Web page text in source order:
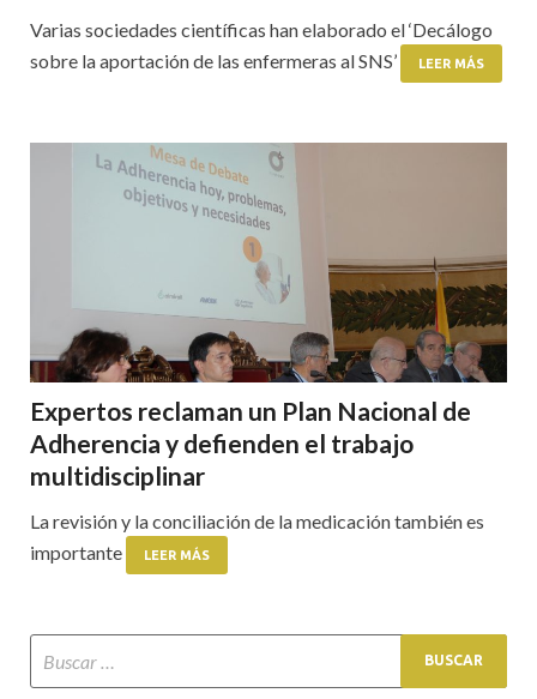
Varias sociedades científicas han elaborado el ‘Decálogo
sobre la aportación de las enfermeras al SNS’
LEER MÁS
Expertos reclaman un Plan Nacional de
Adherencia y defienden el trabajo
multidisciplinar
La revisión y la conciliación de la medicación también es
importante
LEER MÁS